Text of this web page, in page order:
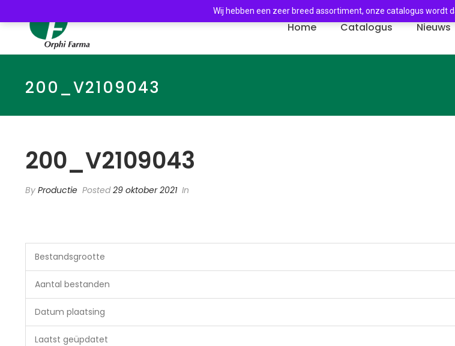
Home Catalogus Nieuws
200_V2109043
200_V2109043
By Productie Posted29 oktober 2021 In
Bestandsgrootte
Aantal bestanden
Datum plaatsing
Laatst geüpdatet
Wij hebben een zeer breed assortiment, onze catalogus wordt